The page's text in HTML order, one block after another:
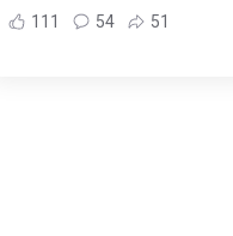
111 54 51